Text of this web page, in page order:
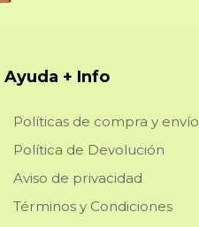
Ayuda + Info
Políticas de compra y envío
Política de Devolución
Aviso de privacidad
Términos y Condiciones